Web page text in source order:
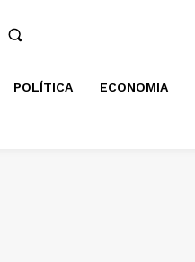
POLÍTICA ECONOMIA